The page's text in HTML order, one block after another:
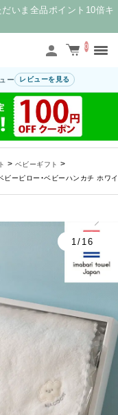
いま全品ポイント10倍キ
0
ー レビューを見る
> ベビーギフト >
ーピロー・ベビーハンカチ ホワ
1/16